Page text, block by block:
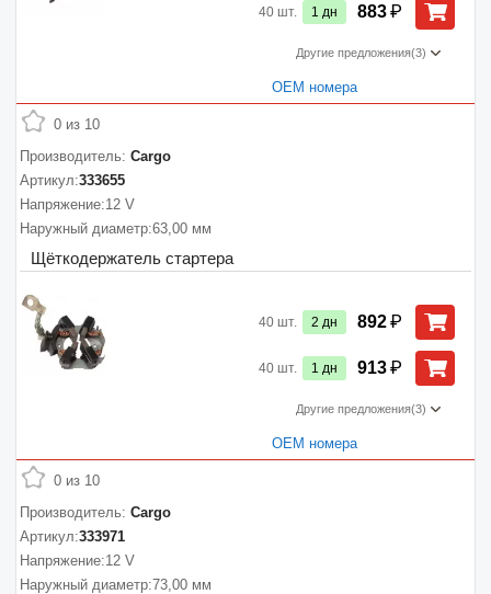
40 шт. 1 дн 883₽
Другие предложения(3)
ОЕМ номера
Щёткодержатель стартера
0 из 10
Производитель: Cargo
Артикул:333655
Напряжение:12 V
Наружный диаметр:63,00 мм
40 шт. 2 дн 892₽
40 шт. 1 дн 913₽
Другие предложения(3)
ОЕМ номера
0 из 10
Производитель: Cargo
Артикул:333971
Напряжение:12 V
Наружный диаметр:73,00 мм